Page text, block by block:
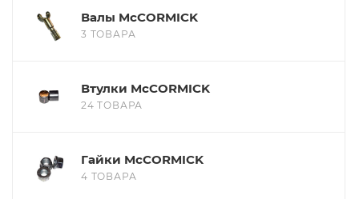
Валы McCORMICK
3 ТОВАРА
Втулки McCORMICK
24 ТОВАРА
Гайки McCORMICK
4 ТОВАРА